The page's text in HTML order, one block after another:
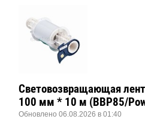
Световозвращающая
100 мм * 10 м (BBP85/
Обновлено 06.08.2026 в 01:40